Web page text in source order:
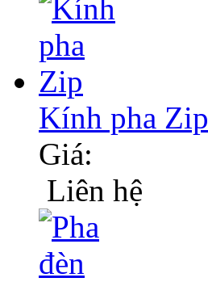
Kính pha Zip
Giá:
Liên hệ